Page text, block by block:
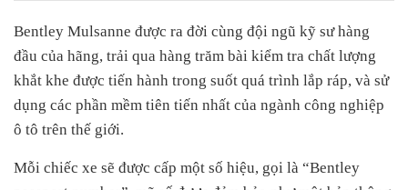
Bentley Mulsanne được ra đời cùng đội ngũ kỹ sư hàng
đầu của hãng, trải qua hàng trăm bài kiểm tra chất lượng
khắt khe được tiến hành trong suốt quá trình lắp ráp, và sử
dụng các phần mềm tiên tiến nhất của ngành công nghiệp
ô tô trên thế giới.
Mỗi chiếc xe sẽ được cấp một số hiệu, gọi là “Bentley